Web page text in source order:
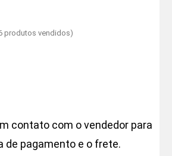
produtos vendidos)
contato com o vendedor para
de pagamento e o frete.